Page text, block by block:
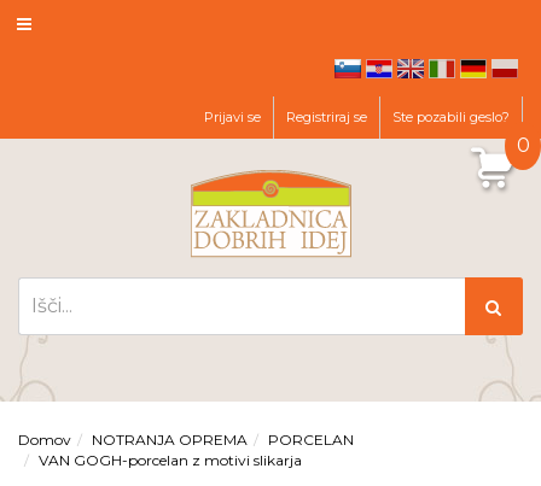
de pl
Prijavi se Registriraj se Ste pozabili geslo?
0
Domov NOTRANJA OPREMA
PORCELAN
VAN GOGH-porcelan z motivi slikarja